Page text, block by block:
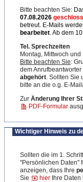
Bitte beachten Sie:
07.08.2026
betreut. E-Mails
bearbeitet. Ab dem
Tel. Sprechzeiten
Montag, Mittwoch
Bitte beachten Sie:
dem
abgehört. Sollten Sie
bitte an die o.g. E-
Zur Änderung Ihrer
PDF-Formular
Wichtiger Hinweis zu
Sollten die im 1.
"Persönlichen Daten"
anzeigen, dass Ihre
Sie
hier Ihre